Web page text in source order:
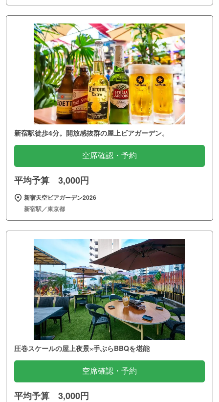
新宿駅徒歩4分。開放感抜群の屋上ビアガーデン。
空席確認・予約
平均予算 3,000円
新宿天空ビアガーデン2026
新宿駅／東京都
圧巻スケールの屋上夜景×手ぶらBBQを堪能
空席確認・予約
平均予算 3,000円